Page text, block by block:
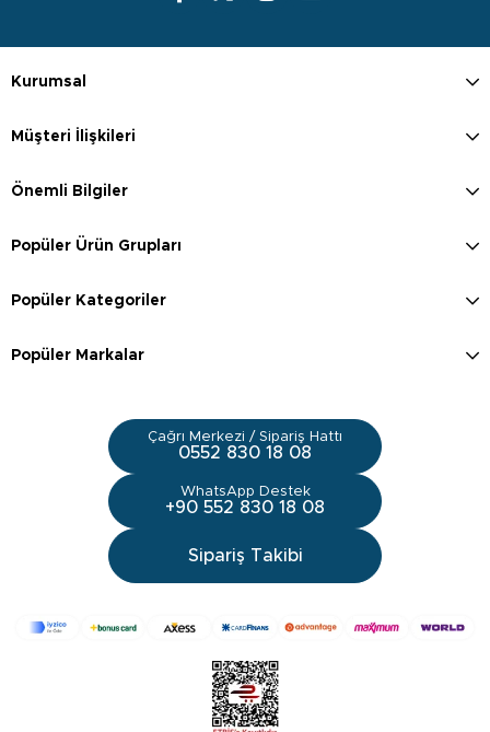
Kurumsal
Müşteri İlişkileri
Önemli Bilgiler
Popüler Ürün Grupları
Popüler Kategoriler
Popüler Markalar
Çağrı Merkezi / Sipariş Hattı
0552 830 18 08
WhatsApp Destek
+90 552 830 18 08
Sipariş Takibi